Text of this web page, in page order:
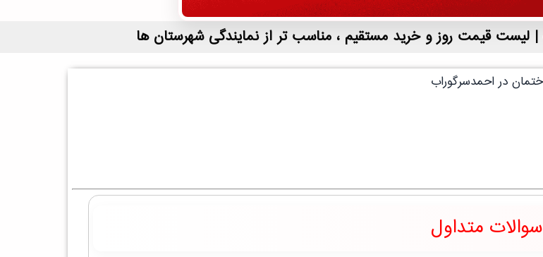
سوالات متداول